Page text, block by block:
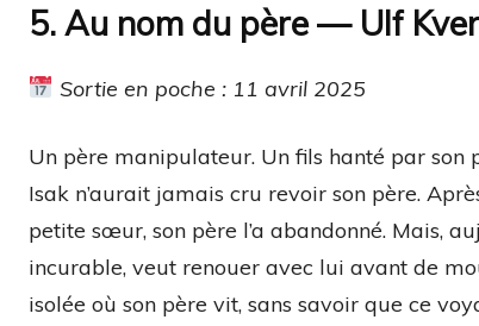
5. Au nom du père — Ulf
Sortie en poche : 11 avril 2025
Un père manipulateur. Un fils hanté par
Isak n’aurait jamais cru revoir son père.
petite sœur, son père l’a abandonné. Mais,
incurable, veut renouer avec lui avant de
isolée où son père vit, sans savoir que ce